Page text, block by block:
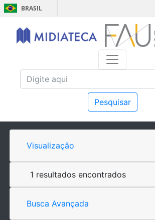
BRASIL
Acesso
Pesquisar
Visualização
1 resultados encontrados
Busca Avançada